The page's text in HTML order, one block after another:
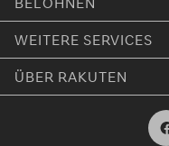
WEITERE SERVICES
ÜBER RAKUTEN